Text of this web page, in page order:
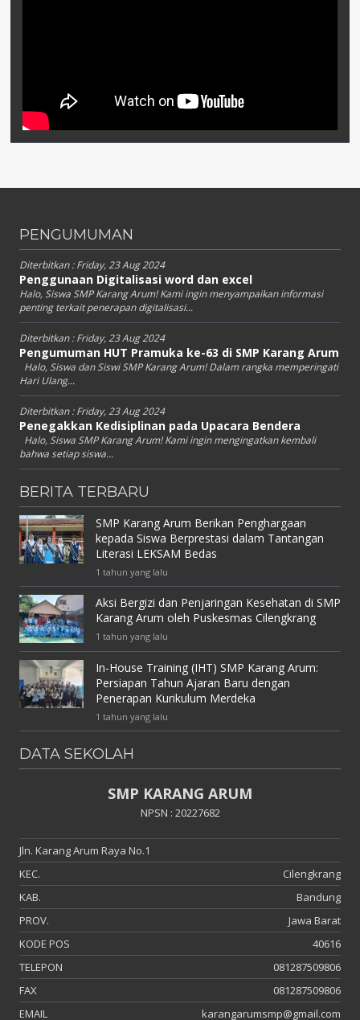
PENGUMUMAN
Diterbitkan :Friday, 23 Aug 2024
Penggunaan Digitalisasi word dan excel
Halo, Siswa SMP Karang Arum! Kami ingin menyampaikan informasi
penting terkait penerapan digitalisasi...
Diterbitkan :Friday, 23 Aug 2024
Pengumuman HUT Pramuka ke-63 di SMP Karang Arum
Halo, Siswa dan Siswi SMP Karang Arum! Dalam rangka memperingati
Hari Ulang...
Diterbitkan :Friday, 23 Aug 2024
Penegakkan Kedisiplinan pada Upacara Bendera
Halo, Siswa SMP Karang Arum! Kami ingin mengingatkan kembali
bahwa setiap siswa...
BERITA TERBARU
SMP Karang Arum Berikan Penghargaan
kepada Siswa Berprestasi dalam Tantangan
Literasi LEKSAM Bedas
1 tahun yang lalu
Aksi Bergizi dan Penjaringan Kesehatan di SMP
Karang Arum oleh Puskesmas Cilengkrang
1 tahun yang lalu
In-House Training (IHT) SMP Karang Arum:
Persiapan Tahun Ajaran Baru dengan
Penerapan Kurikulum Merdeka
1 tahun yang lalu
DATA SEKOLAH
SMP KARANG ARUM
NPSN : 20227682
Jln. Karang Arum Raya No.1
KEC.
Cilengkrang
KAB.
Bandung
PROV.
Jawa Barat
KODE POS
40616
TELEPON
081287509806
FAX
081287509806
EMAIL
karangarumsmp@gmail.com